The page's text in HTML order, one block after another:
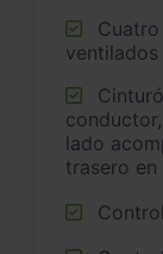
ventilados
lado
trasero